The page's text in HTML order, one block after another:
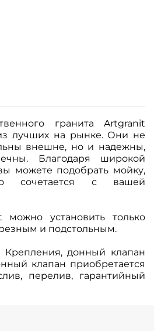
гранита Artgranit
лучших на рынке. Они не
внешне, но и надежны,
Благодаря широкой
можете подобрать мойку,
сочетается с вашей
установить только
и подстольным.
Крепления, донный клапан
клапан приобретается
перелив, гарантийный